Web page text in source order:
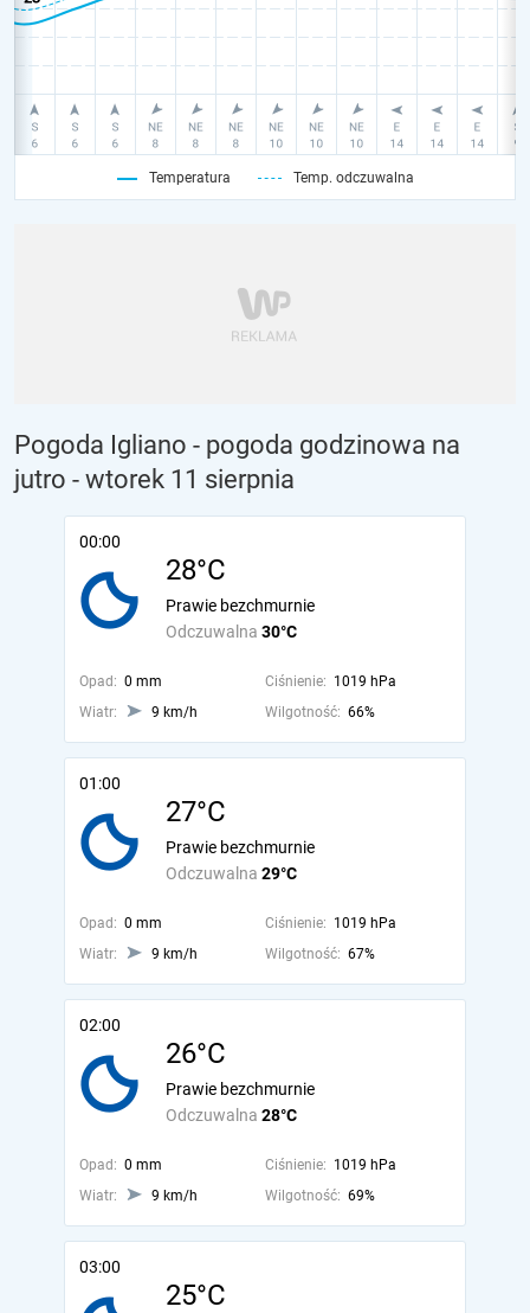
Temperatura Temp. odczuwalna
Pogoda Igliano - pogoda godzinowa na
jutro - wtorek 11 sierpnia
00:00
28°C
Odczuwalna 30°C
Prawie bezchmurnie
Opad: 0 mm Ciśnienie: 1019 hPa
Wiatr:
9 km/h Wilgotność: 66%
01:00
27°C
Odczuwalna 29°C
Prawie bezchmurnie
Opad: 0 mm Ciśnienie: 1019 hPa
Wiatr:
9 km/h Wilgotność: 67%
02:00
26°C
Odczuwalna 28°C
Prawie bezchmurnie
Opad: 0 mm Ciśnienie: 1019 hPa
Wiatr:
9 km/h Wilgotność: 69%
03:00
25°C